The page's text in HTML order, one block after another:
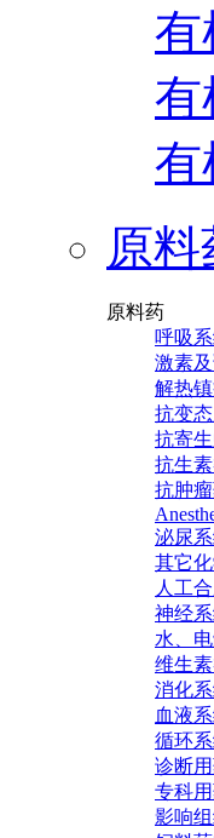
有
有
有
原料
原料药
呼吸
激素
解热
抗变
抗寄
抗生
抗肿
泌尿
其它
人工
神经
水、
维生
消化
血液
循环
诊断
专科
影响